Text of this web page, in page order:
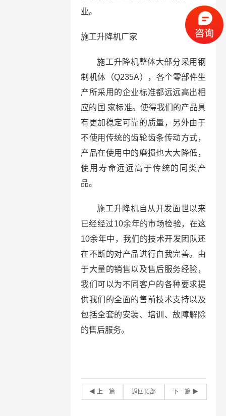
业。
施工升降机厂家
施工升降机整体大部分采用钢
制机体（Q235A），各个零部件生
产所采用的企业标准都远远高出相
应的国 家标准。使得我们的产品具
有更加稳定可靠的质量，另外由于
不使用传统的齿轮齿条传动方式，
产品在使用中的磨损也大大降低，
使用寿命远远高于传统的同类产
品。
施工升降机自从开发面世以来
已经经过10余年的市场检验，在这
10余年中，我们的技术开发团队还
在不断的对产品进行自我完善。由
于大量的销售以及售后服务经验，
我们可以为不同客户的各种要求提
供我们的全面的售前技术支持以及
包括全套的安装、培训、故障解除
的售后服务。
◀ 上一篇 返回顶部 下一篇 ▶